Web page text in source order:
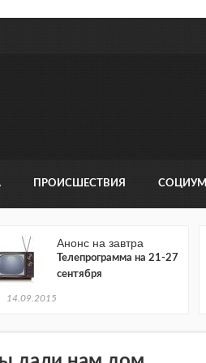
ПРОИСШЕСТВИЯ СОЦИУМ
Анонс на завтра
Телепрограмма на 21-27
сентября
14.09.2015